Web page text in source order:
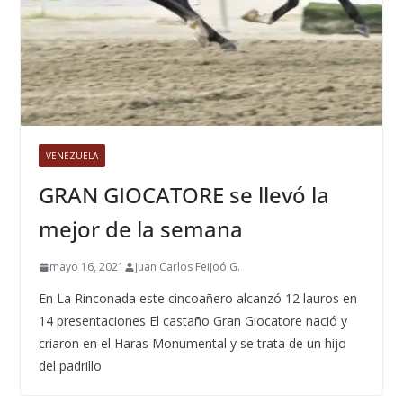
VENEZUELA
GRAN GIOCATORE se llevó la
mejor de la semana
mayo 16, 2021 Juan Carlos Feijoó G.
En La Rinconada este cincoañero alcanzó 12 lauros en
14 presentaciones El castaño Gran Giocatore nació y
criaron en el Haras Monumental y se trata de un hijo
del padrillo